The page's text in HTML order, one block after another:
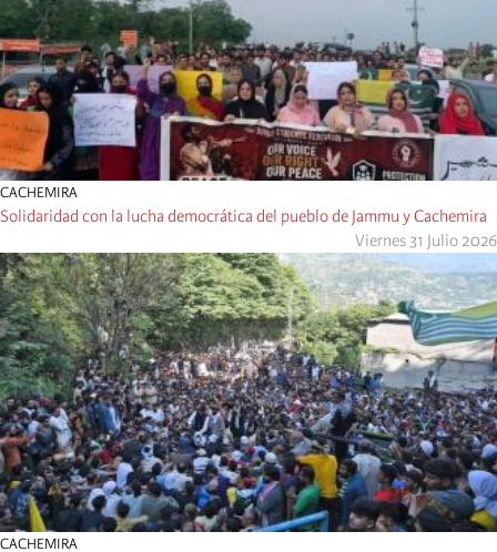
CACHEMIRA
Solidaridad con la lucha democrática del pueblo de Jammu y Cachemira
Viernes 31 Julio 2026
CACHEMIRA